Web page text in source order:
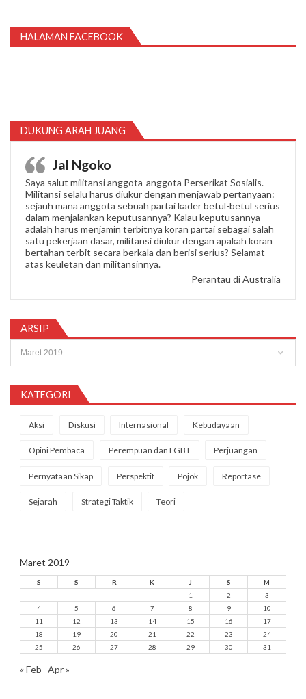
HALAMAN FACEBOOK
DUKUNG ARAH JUANG
Jal Ngoko
Saya salut militansi anggota-anggota Perserikat Sosialis.
Militansi selalu harus diukur dengan menjawab pertanyaan:
sejauh mana anggota sebuah partai kader betul-betul serius
dalam menjalankan keputusannya? Kalau keputusannya
adalah harus menjamin terbitnya koran partai sebagai salah
satu pekerjaan dasar, militansi diukur dengan apakah koran
bertahan terbit secara berkala dan berisi serius? Selamat
atas keuletan dan militansinnya.
Perantau di Australia
ARSIP
KATEGORI
Aksi Diskusi Internasional Kebudayaan
Opini Pembaca Perempuan dan LGBT Perjuangan
Pernyataan Sikap Perspektif Pojok Reportase
Sejarah Strategi Taktik Teori
Maret 2019
S S R K J S
M
1
2
3
4
5 6 7 8 9
10
11
12 13 14 15 16
17
18
19 20 21 22 23
24
25
26 27 28 29 30 31
« Feb Apr »